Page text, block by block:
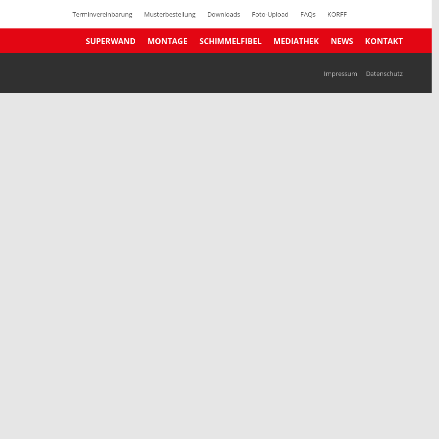
Terminvereinbarung Musterbestellung Downloads Foto-Upload FAQs KORFF
SUPERWAND MONTAGE SCHIMMELFIBEL MEDIATHEK NEWS KONTAKT
Impressum Datenschutz